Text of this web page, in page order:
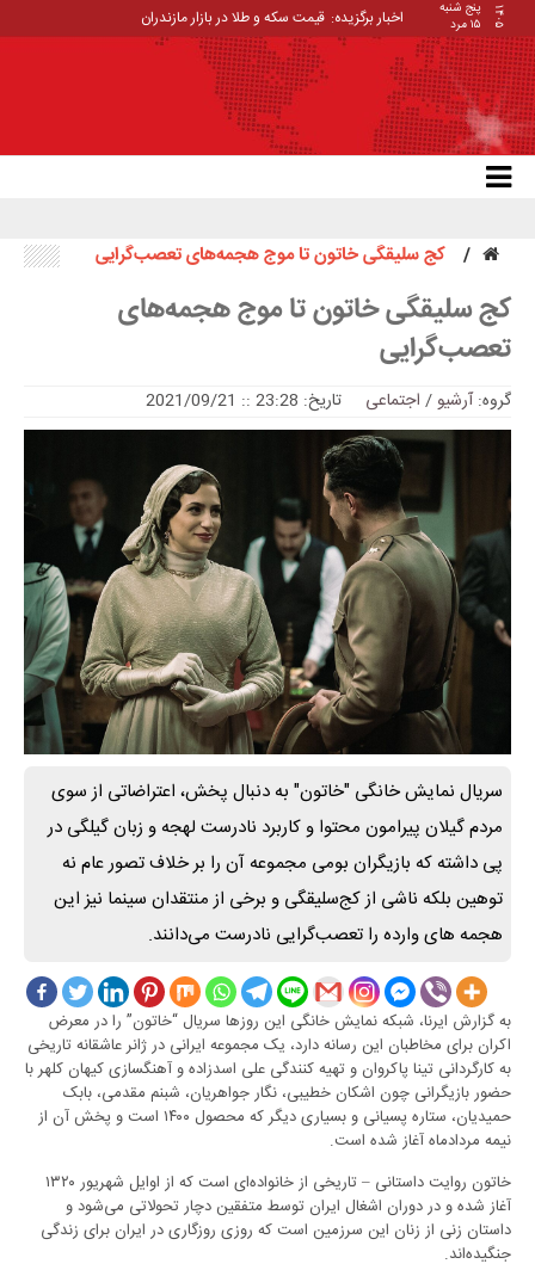
۱۴۰۵
پنج شنبه
۱۵ مرد
اخبار برگزیده: قیمت سکه و طلا در بازار مازندران
کج سلیقگی خاتون تا موج هجمه‌های تعصب‌گرایی
کج سلیقگی خاتون تا موج هجمه‌های
تعصب‌گرایی
گروه:آرشیو/ اجتماعی تاریخ: 23:28 :: 2021/09/21
سریال نمایش خانگی "خاتون" به دنبال پخش، اعتراضاتی از سوی
مردم گیلان پیرامون محتوا و کاربرد نادرست لهجه و زبان گیلگی در
پی داشته که بازیگران بومی مجموعه آن را بر خلاف تصور عام نه
توهین بلکه ناشی از کج‌سلیقگی و برخی از منتقدان سینما نیز این
هجمه های وارده را تعصب‌گرایی نادرست می‌دانند.
به گزارش ایرنا، شبکه نمایش خانگی این روزها سریال “خاتون” را در معرض
اکران برای مخاطبان این رسانه دارد، یک مجموعه ایرانی در ژانر عاشقانه تاریخی
به کارگردانی تینا پاکروان و تهیه کنندگی علی اسدزاده و آهنگسازی کیهان کلهر با
حضور بازیگرانی چون اشکان خطیبی، نگار جواهریان، شبنم مقدمی، بابک
حمیدیان، ستاره پسیانی و بسیاری دیگر که محصول ۱۴۰۰ است و پخش آن از
نیمه مردادماه آغاز شده است.
خاتون روایت داستانی – تاریخی از خانواده‌ای است که از اوایل شهریور ۱۳۲۰
آغاز شده و در دوران اشغال ایران توسط متفقین دچار تحولاتی می‌شود و
داستان زنی از زنان این سرزمین است که روزی روزگاری در ایران برای زندگی
جنگیده‌اند.